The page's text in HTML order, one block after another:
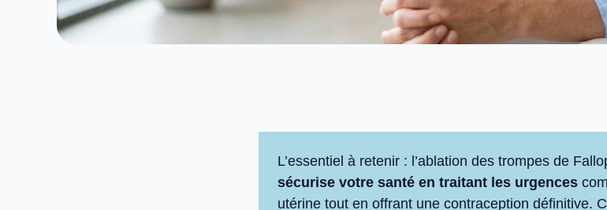
L’essentiel à retenir : l’ablation des trompes de
sécurise votre santé en traitant les urgences
utérine tout en offrant une contraception définitive.